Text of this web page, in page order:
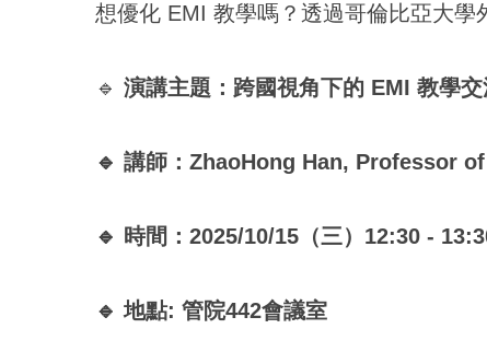
想優化 EMI 教學嗎？透過哥倫比亞大
🔹 演講主題：跨國視角下的 EMI 教學交
🔹 講師：ZhaoHong Han, Professor
🔹 時間：2025/10/15（三）12:30 -
🔹 地點: 管院442會議室